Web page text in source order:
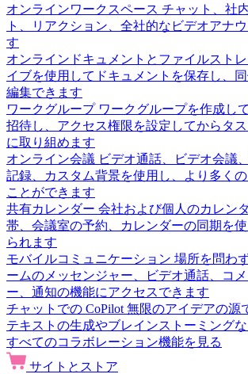
オンラインワークスペース チャット、社
ト、リアクション、全社的なビデオアナ
す
オンラインドキュメントとファイルスト
イブを使用してドキュメントを保存し、
編集できます
ワークグループ ワークグループを作成し
招待し、アクセス権限を設定してからタ
に取り組めます
オンライン会議 ビデオ通話、ビデオ会議
記録、カスタム背景を使用し、より多く
ことができます
共有カレンダー 会社および個人のカレン
帯、会議室の予約、カレンダーの同期を
られます
モバイルコミュニケーション 場所を問わ
ームのメッセンジャー、ビデオ通話、コ
ー、通知の機能にアクセスできます
チャットでの CoPilot 無限のアイデアの源
テキストの生成やブレインストーミング
すべてのコラボレーション機能を見る
サイトとストア